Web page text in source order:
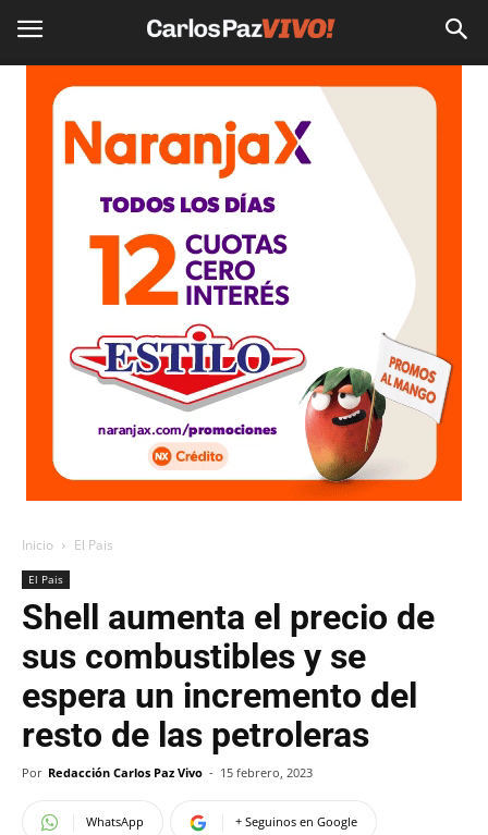
Inicio El Pais
El Pais
Shell aumenta el precio de
sus combustibles y se
espera un incremento del
resto de las petroleras
Por Redacción Carlos Paz Vivo - 15 febrero, 2023
WhatsApp + Seguinos en Google